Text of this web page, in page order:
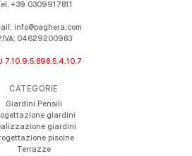
+39 0309917811
info@paghera.com
04629200983
7.10.9.5.898.5.4.10.7
CATEGORIE
Giardini Pensili
giardini
giardini
piscine
Terrazze